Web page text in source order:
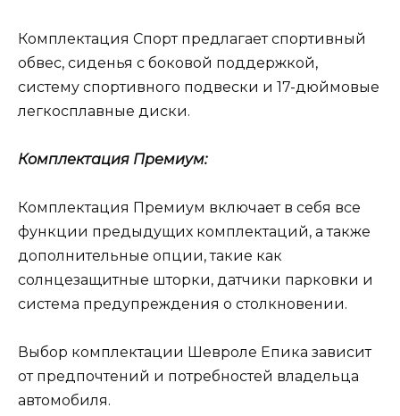
Комплектация Спорт предлагает спортивный
обвес, сиденья с боковой поддержкой,
систему спортивного подвески и 17-дюймовые
легкосплавные диски.
Комплектация Премиум:
Комплектация Премиум включает в себя все
функции предыдущих комплектаций, а также
дополнительные опции, такие как
солнцезащитные шторки, датчики парковки и
система предупреждения о столкновении.
Выбор комплектации Шевроле Епика зависит
от предпочтений и потребностей владельца
автомобиля.